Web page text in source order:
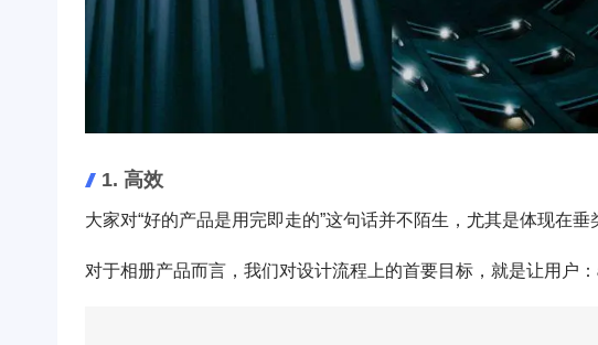
1. 高效
大家对“好的产品是用完即走的”这句话并不陌生，尤其是体现在垂
对于相册产品而言，我们对设计流程上的首要目标，就是让用户：